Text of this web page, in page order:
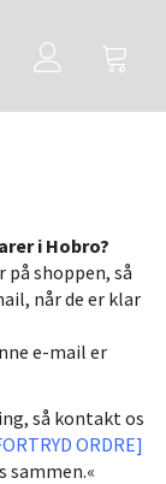
i Hobro?
shoppen, så
når de er klar
e-mail er
så kontakt os
ORDRE]
sammen.«